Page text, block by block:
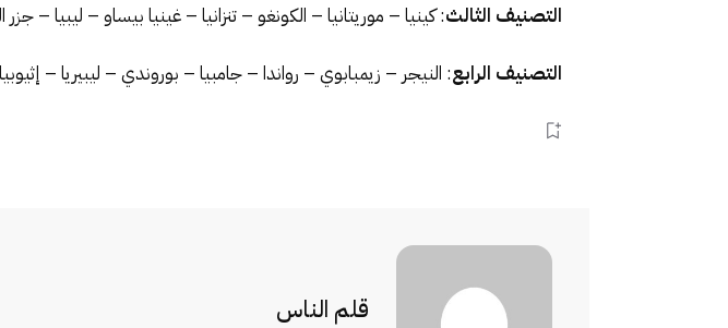
التصنيف الثالث: كينيا – موريتانيا – الكونغو – تنزانيا – غينيا بيساو – ليبيا
التصنيف الرابع: النيجر – زيمبابوي – رواندا – جامبيا – بوروندي – ليبيريا –
قلم الناس